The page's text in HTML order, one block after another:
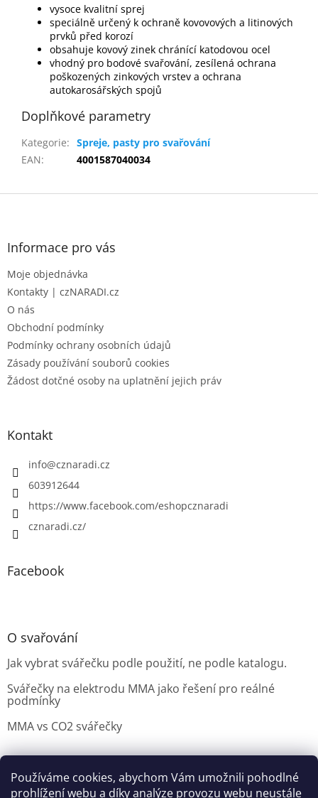
Používáme cookies, abychom Vám umožnili pohodlné
prohlížení webu a díky analýze provozu webu neustále
vysoce kvalitní sprej
speciálně určený k ochraně kovovových a litinových
prvků před korozí
obsahuje kovový zinek chránící katodovou ocel
vhodný pro bodové svařování, zesílená ochrana
poškozených zinkových vrstev a ochrana
autokarosářských spojů
Doplňkové parametry
Kategorie: Spreje, pasty pro svařování
EAN: 4001587040034
Z
Informace pro vás
Moje objednávka
Kontakty | czNARADI.cz
O nás
Obchodní podmínky
Podmínky ochrany osobních údajů
Zásady používání souborů cookies
Žádost dotčné osoby na uplatnění jejich práv
Kontakt
info@cznaradi.cz
603912644
https://www.facebook.com/eshopcznaradi
cznaradi.cz/
Facebook
O svařování
Jak vybrat svářečku podle použití, ne podle katalogu.
Svářečky na elektrodu MMA jako řešení pro reálné
podmínky
MMA vs CO2 svářečky
Možnosti doručení Nakupovani Možností platby
Výběr svářečky